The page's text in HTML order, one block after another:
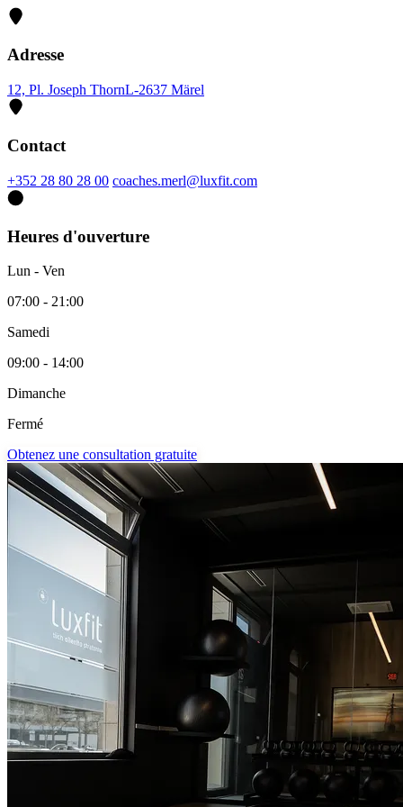
Adresse
12, Pl. Joseph ThornL-2637 Märel
Contact
+352 28 80 28 00 coaches.merl@luxfit.com
Heures d'ouverture
Lun - Ven
07:00 - 21:00
Samedi
09:00 - 14:00
Dimanche
Fermé
Obtenez une consultation gratuite